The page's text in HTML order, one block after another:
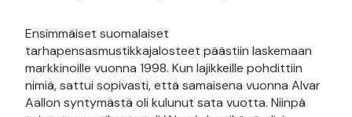
Ensimmäiset suomalaiset
tarhapensasmustikkajalosteet päästiin laskemaan
markkinoille vuonna 1998. Kun lajikkeille pohdittiin
nimiä, sattui sopivasti, että samaisena vuonna Alvar
Aallon syntymästä oli kulunut sata vuotta. Niinpä